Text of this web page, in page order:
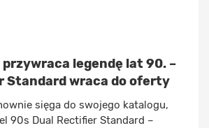
legendę lat 90. –
Standard wraca do oferty
sięga do swojego katalogu,
90s Dual Rectifier Standard –